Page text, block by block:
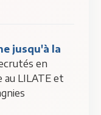
jusqu'à la
en
au LILATE et